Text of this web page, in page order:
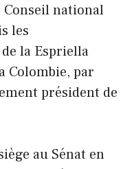
Conseil national
les
la Espriella
Colombie, par
président de
au Sénat en